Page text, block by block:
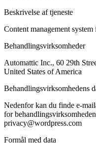
Beskrivelse af tjeneste
Content management
Behandlingsvirksomheder
Automattic Inc., 60 29th
United States of America
Behandlingsvirksomhedens
Nedenfor kan du finde e-
for
privacy@wordpress.com
Formål med data